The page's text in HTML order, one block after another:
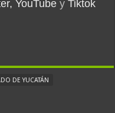
YouTube yTiktok
DE YUCATÁN